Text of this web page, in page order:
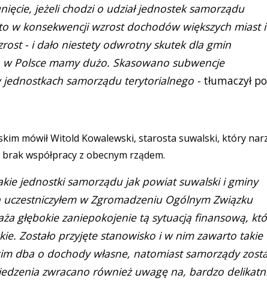
jeżeli chodzi o udział jednostek samorządu
w konsekwencji wzrost dochodów większych miast i
- i dało niestety odwrotny skutek dla gmin
w Polsce mamy dużo. Skasowano subwencje
samorządu terytorialnego - tłumaczył
mówił Witold Kowalewski, starosta suwalski, który
współpracy z obecnym rządem.
jednostki samorządu jak powiat suwalski i gminy
w Zgromadzeniu Ogólnym Związku
głębokie zaniepokojenie tą sytuacją finansową,
Zostało przyjęte stanowisko i w nim zawarto takie
dba o dochody własne, natomiast samorządy
zwracano również uwagę na, bardzo